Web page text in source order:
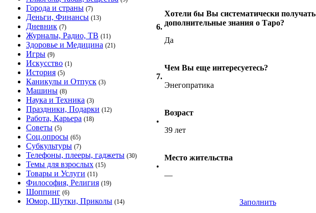
Города и страны (7)
Деньги, Финансы (13)
Дневник (7)
Журналы, Радио, ТВ (11)
Здоровье и Медицина (21)
Игры (9)
Искусство (1)
История (5)
Каникулы и Отпуск (3)
Машины (8)
Наука и Техника (3)
Праздники, Подарки (12)
Работа, Карьера (18)
Советы (5)
Соц.опросы (65)
Субкультуры (7)
Телефоны, плееры, гаджеты (30)
Темы для взрослых (15)
Товары и Услуги (11)
Философия, Религия (19)
Шоппинг (6)
Юмор, Шутки, Приколы (14)
6.
Хотели бы Вы систематически получать
дополнительные знания о Таро?
Да
7.
Чем Вы еще интересуетесь?
Энегопратика
•
Возраст
39 лет
•
Место жительства
—
Заполнить